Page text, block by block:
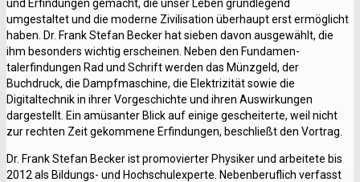
und Erfindungen gemacht, die unser Leben grundlegend
umgestaltet und die moderne Zivilisation überhaupt erst ermöglicht
haben. Dr. Frank Stefan Becker hat sieben davon ausgewählt, die
ihm besonders wichtig erscheinen. Neben den Fundamen-
talerfindungen Rad und Schrift werden das Münzgeld, der
Buchdruck, die Dampfmaschine, die Elektrizität sowie die
Digitaltechnik in ihrer Vorgeschichte und ihren Auswirkungen
dargestellt. Ein amüsanter Blick auf einige gescheiterte, weil nicht
zur rechten Zeit gekommene Erfindungen, beschließt den Vortrag.
Dr. Frank Stefan Becker ist promovierter Physiker und arbeitete bis
2012 als Bildungs- und Hochschulexperte. Nebenberuflich verfasst